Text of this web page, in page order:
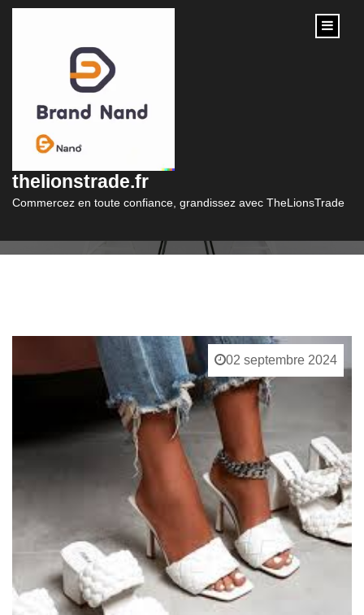
content
thelionstrade.fr
Commercez en toute confiance, grandissez avec TheLionsTrade
02 septembre 2024